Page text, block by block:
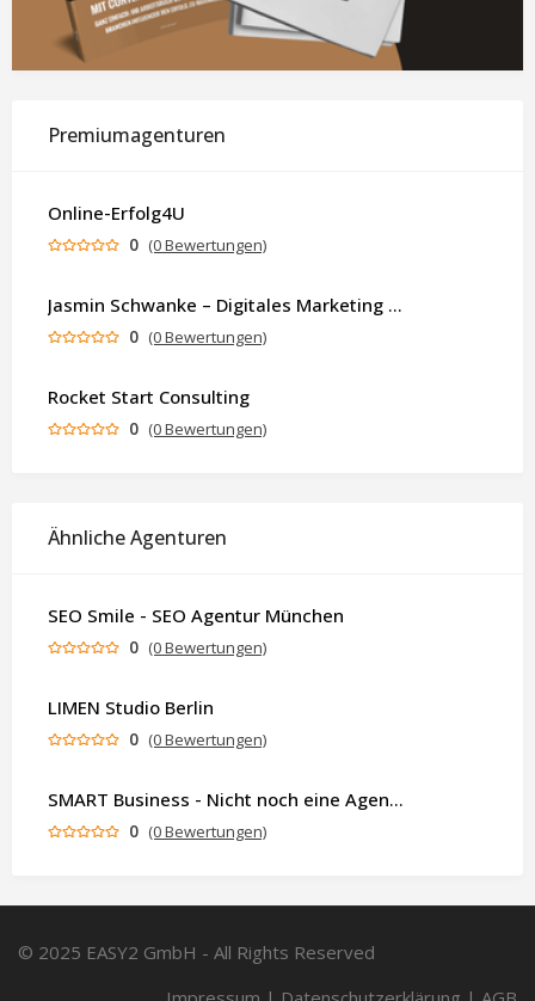
Premiumagenturen
Online-Erfolg4U
0 (0 Bewertungen)
Jasmin Schwanke – Digitales Marketing & KI-gestützte Contenterstellung
0 (0 Bewertungen)
Rocket Start Consulting
0 (0 Bewertungen)
Ähnliche Agenturen
SEO Smile - SEO Agentur München
0 (0 Bewertungen)
LIMEN Studio Berlin
0 (0 Bewertungen)
SMART Business - Nicht noch eine Agentur. Sondern ein Partner, der dein Business als Ganzes denkt.
0 (0 Bewertungen)
© 2025 EASY2 GmbH - All Rights Reserved